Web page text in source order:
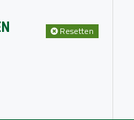
Resetten